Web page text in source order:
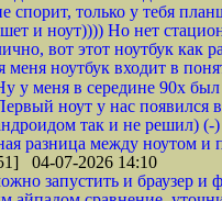
спорит, только у тебя
и ноут)))) Но нет
вот этот ноутбук как
меня ноутбук входит в
у меня в середине 90x
ноут у нас появился
так и не решил) (-)
разница между ноутом
04-07-2026 14:10
запустить и браузер и